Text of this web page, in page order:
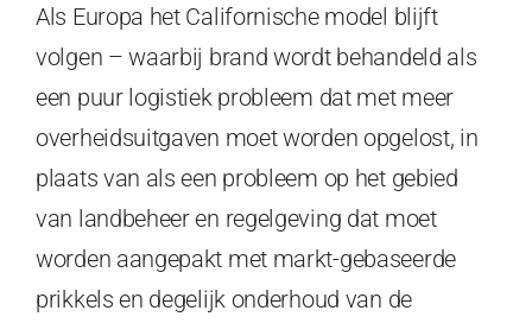
Als Europa het Californische model blijft
volgen – waarbij brand wordt behandeld als
een puur logistiek probleem dat met meer
overheidsuitgaven moet worden opgelost, in
plaats van als een probleem op het gebied
van landbeheer en regelgeving dat moet
worden aangepakt met markt-gebaseerde
prikkels en degelijk onderhoud van de